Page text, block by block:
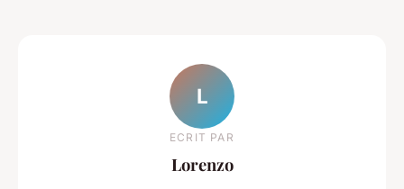
L
ECRIT PAR
Lorenzo